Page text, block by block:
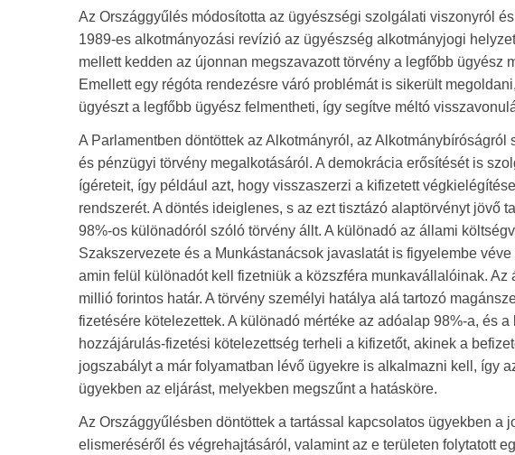
Az Országgyűlés módosította az ügyészségi szolgálati viszonyról
1989-es alkotmányozási revízió az ügyészség alkotmányjogi
mellett kedden az újonnan megszavazott törvény a legfőbb ügyész
Emellett egy régóta rendezésre váró problémát is sikerült
ügyészt a legfőbb ügyész felmentheti, így segítve méltó
A Parlamentben döntöttek az Alkotmányról, az
és pénzügyi törvény megalkotásáról. A demokrácia erősítését is
ígéreteit, így például azt, hogy visszaszerzi a kifizetett
rendszerét. A döntés ideiglenes, s az ezt tisztázó alaptörvényt jövő
98%-os különadóról szóló törvény állt. A különadó az állami
Szakszervezete és a Munkástanácsok javaslatát is figyelembe
amin felül különadót kell fizetniük a közszféra munkavállalóinak.
millió forintos határ. A törvény személyi hatálya alá tartozó
fizetésére kötelezettek. A különadó mértéke az adóalap 98%-a, és
hozzájárulás-fizetési kötelezettség terheli a kifizetőt, akinek a
jogszabályt a már folyamatban lévő ügyekre is alkalmazni kell, így
ügyekben az eljárást, melyekben megszűnt a hatásköre.
Az Országgyűlésben döntöttek a tartással kapcsolatos ügyekben a
elismeréséről és végrehajtásáról, valamint az e területen folytatott